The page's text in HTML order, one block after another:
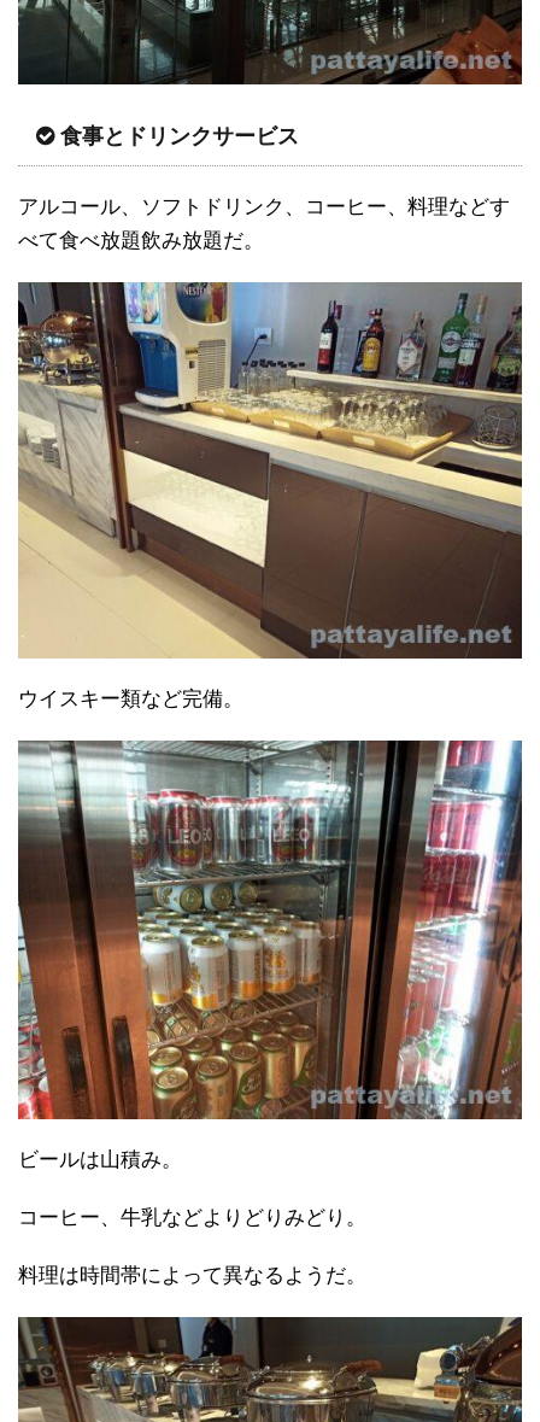
食事とドリンクサービス
アルコール、ソフトドリンク、コーヒー、料理などす
べて食べ放題飲み放題だ。
ウイスキー類など完備。
ビールは山積み。
コーヒー、牛乳などよりどりみどり。
料理は時間帯によって異なるようだ。